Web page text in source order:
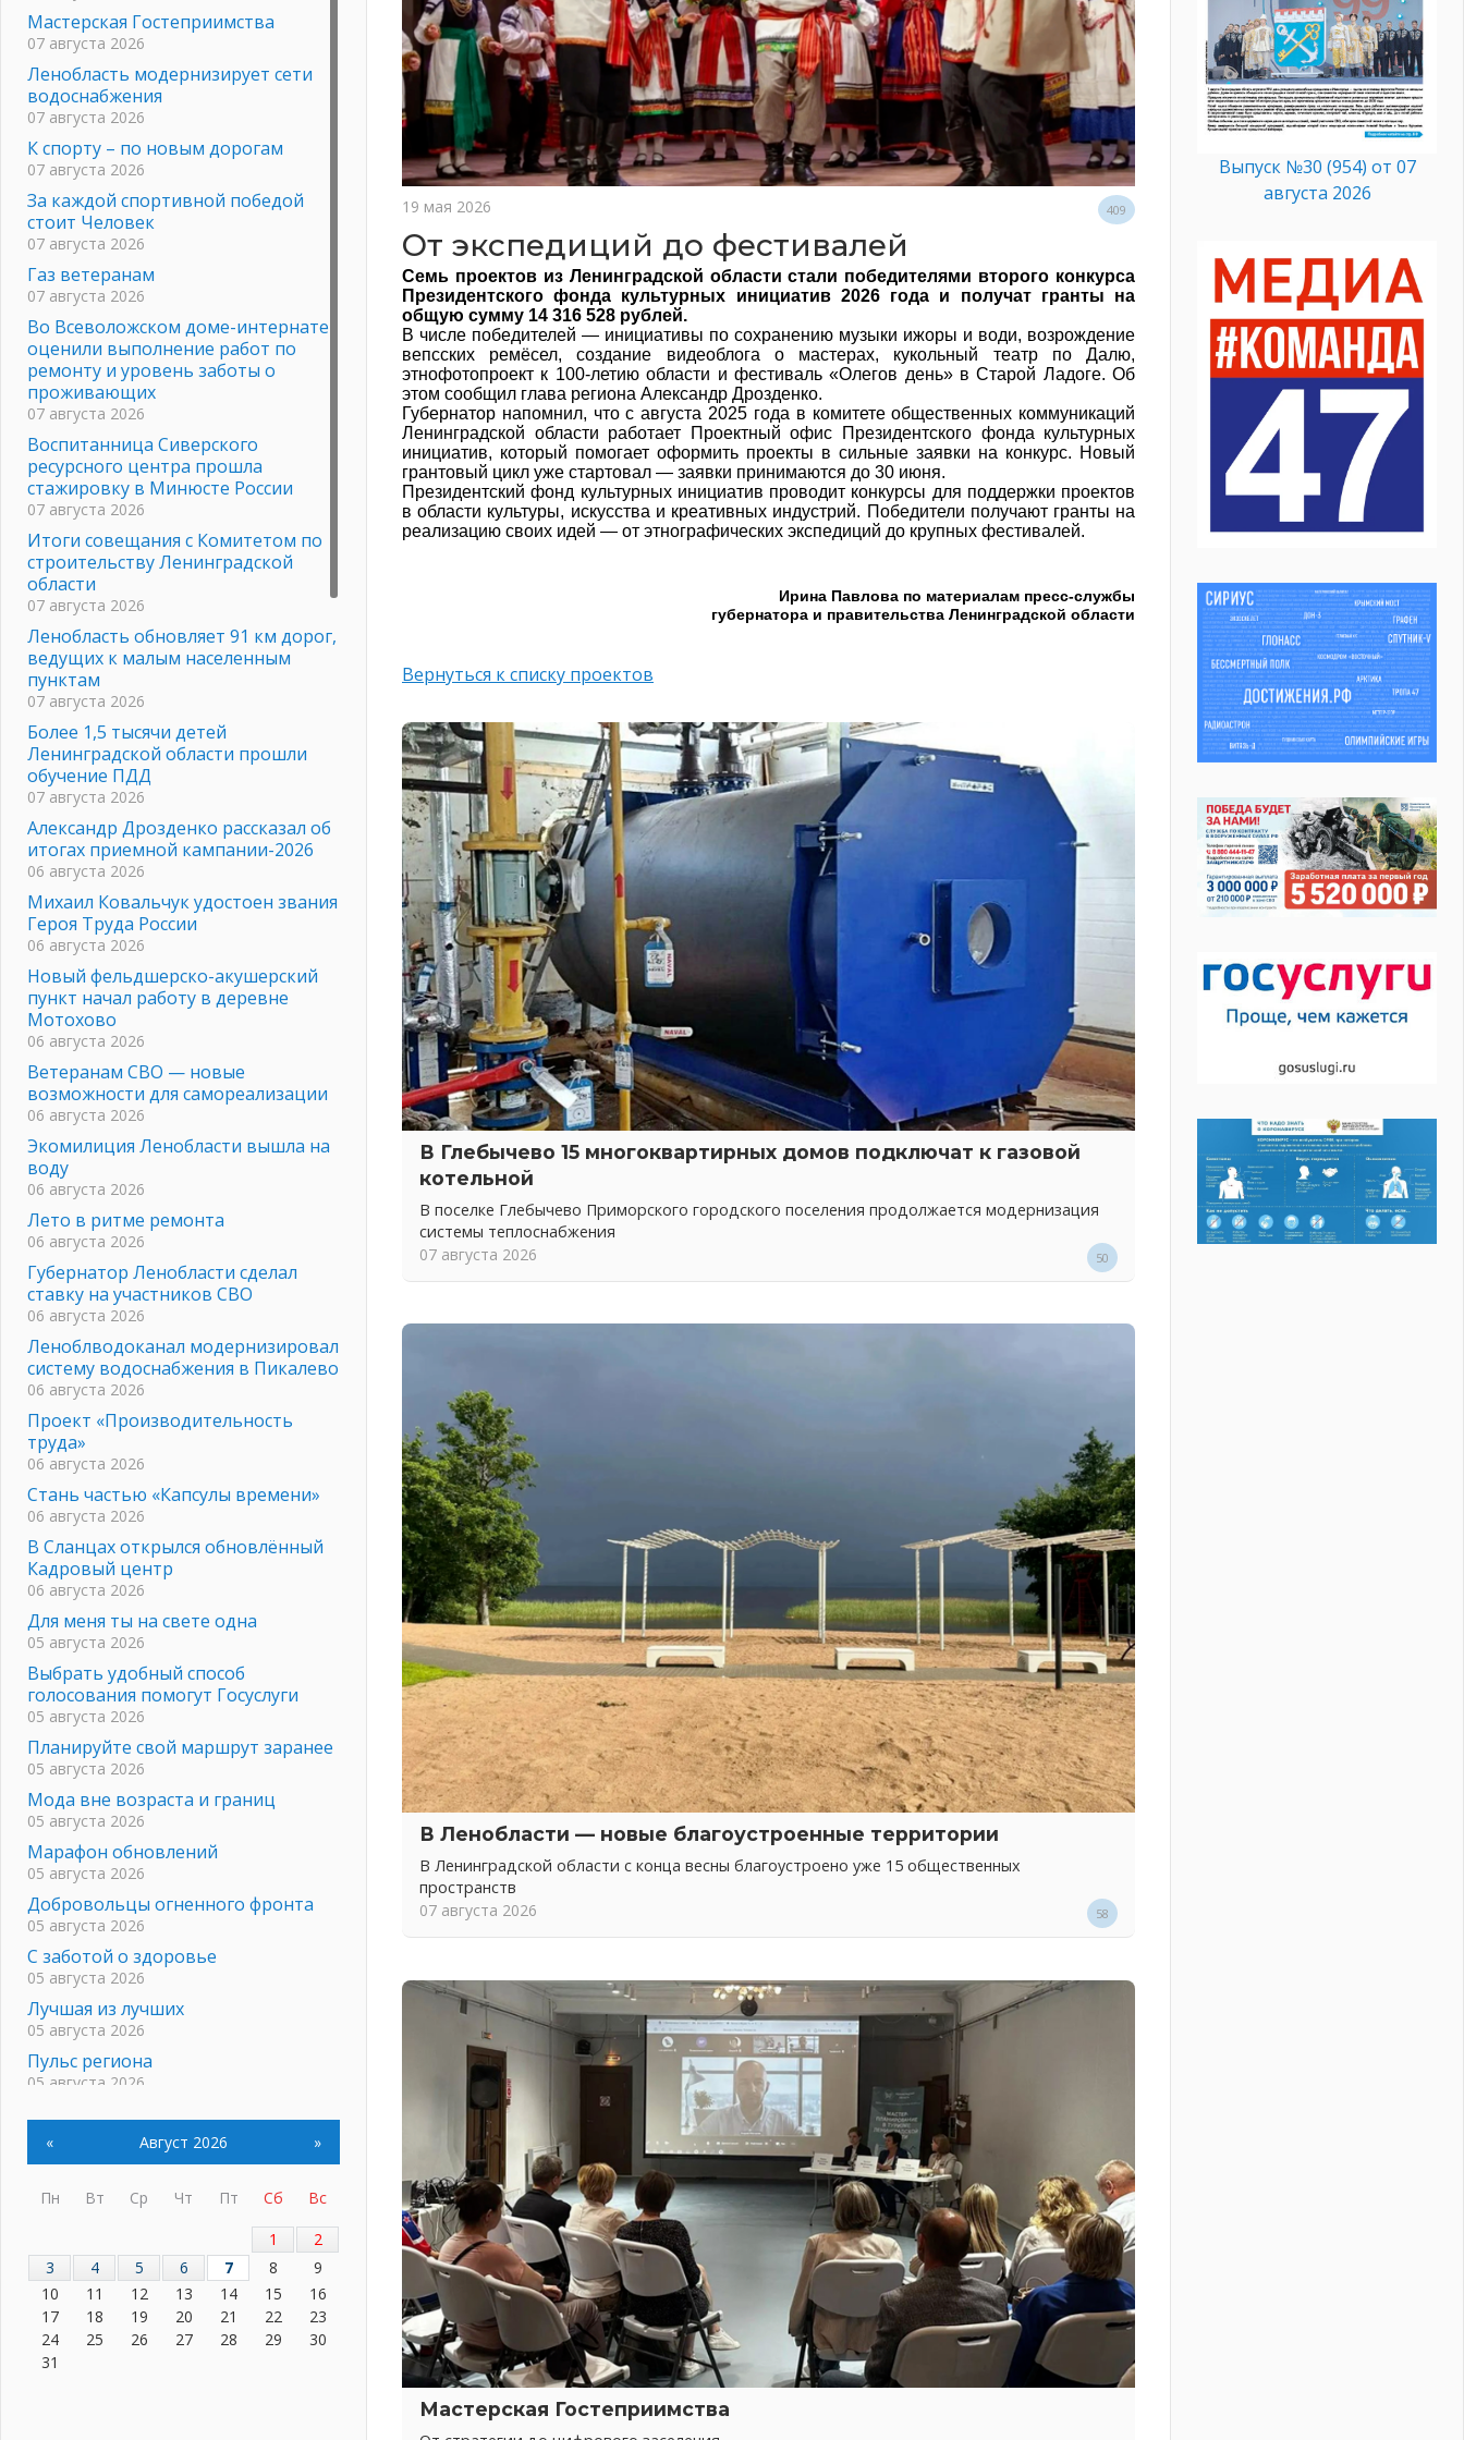
19 мая 2026 409
От экспедиций до фестивалей
Семь проектов из Ленинградской области стали победителями второго конкурса
Президентского фонда культурных инициатив 2026 года и получат гранты на
общую сумму 14 316 528 рублей.
В числе победителей — инициативы по сохранению музыки ижоры и води, возрождение
вепсских ремёсел, создание видеоблога о мастерах, кукольный театр по Далю,
этнофотопроект к 100-летию области и фестиваль «Олегов день» в Старой Ладоге. Об
этом сообщил глава региона Александр Дрозденко.
Губернатор напомнил, что с августа 2025 года в комитете общественных коммуникаций
Ленинградской области работает Проектный офис Президентского фонда культурных
инициатив, который помогает оформить проекты в сильные заявки на конкурс. Новый
грантовый цикл уже стартовал — заявки принимаются до 30 июня.
Президентский фонд культурных инициатив проводит конкурсы для поддержки проектов
в области культуры, искусства и креативных индустрий. Победители получают гранты на
реализацию своих идей — от этнографических экспедиций до крупных фестивалей.
Ирина Павлова по материалам пресс-службы
губернатора и правительства Ленинградской области
Вернуться к списку проектов
В Глебычево 15 многоквартирных домов подключат к газовой
котельной
В поселке Глебычево Приморского городского поселения продолжается модернизация
системы теплоснабжения
07 августа 2026
50
В Ленобласти — новые благоустроенные территории
В Ленинградской области с конца весны благоустроено уже 15 общественных
пространств
07 августа 2026
58
Мастерская Гостеприимства
Мастерская Гостеприимства
07 августа 2026
Ленобласть модернизирует сети
водоснабжения
07 августа 2026
К спорту – по новым дорогам
07 августа 2026
За каждой спортивной победой
стоит Человек
07 августа 2026
Газ ветеранам
07 августа 2026
Во Всеволожском доме-интернате
оценили выполнение работ по
ремонту и уровень заботы о
проживающих
07 августа 2026
Воспитанница Сиверского
ресурсного центра прошла
стажировку в Минюсте России
07 августа 2026
Итоги совещания с Комитетом по
строительству Ленинградской
области
07 августа 2026
Ленобласть обновляет 91 км дорог,
ведущих к малым населенным
пунктам
07 августа 2026
Более 1,5 тысячи детей
Ленинградской области прошли
обучение ПДД
07 августа 2026
Александр Дрозденко рассказал об
итогах приемной кампании-2026
06 августа 2026
Михаил Ковальчук удостоен звания
Героя Труда России
06 августа 2026
Новый фельдшерско-акушерский
пункт начал работу в деревне
Мотохово
06 августа 2026
Ветеранам СВО — новые
возможности для самореализации
06 августа 2026
Экомилиция Ленобласти вышла на
воду
06 августа 2026
Лето в ритме ремонта
06 августа 2026
Губернатор Ленобласти сделал
ставку на участников СВО
06 августа 2026
Леноблводоканал модернизировал
систему водоснабжения в Пикалево
06 августа 2026
Проект «Производительность
труда»
06 августа 2026
Стань частью «Капсулы времени»
06 августа 2026
В Сланцах открылся обновлённый
Кадровый центр
06 августа 2026
Для меня ты на свете одна
05 августа 2026
Выбрать удобный способ
голосования помогут Госуслуги
05 августа 2026
Планируйте свой маршрут заранее
05 августа 2026
Мода вне возраста и границ
05 августа 2026
Марафон обновлений
05 августа 2026
Добровольцы огненного фронта
05 августа 2026
С заботой о здоровье
05 августа 2026
Лучшая из лучших
05 августа 2026
Пульс региона
05 августа 2026
каждого ведомства и
муниципалитета»
Вдохновлять, просвещать и
05 августа 2026
Не оставят в беде
05 августа 2026
На лидирующих позициях
04 августа 2026
« Август 2026 »
Пн Вт Ср Чт Пт Сб
Вс
1
2
3
4 5 6 7 8
9
10
11 12 13 14 15
16
17
18 19 20 21 22
23
24
25 26 27 28 29
30
31
Выпуск №30 (954) от 07
августа 2026